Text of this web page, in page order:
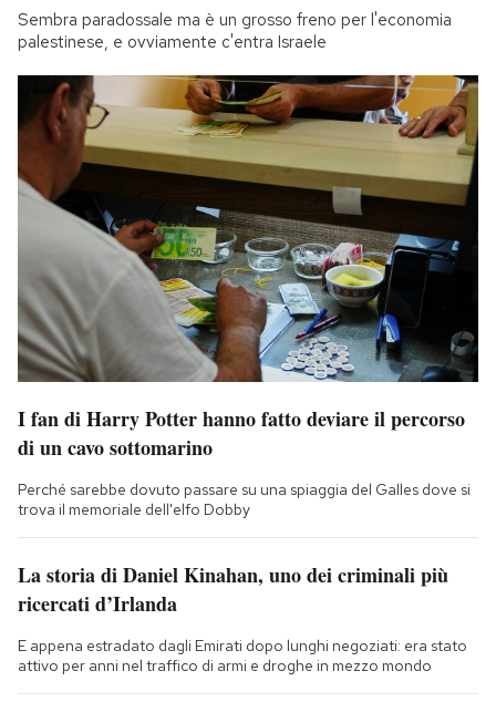
Sembra paradossale ma è un grosso freno per l'economia
palestinese, e ovviamente c'entra Israele
I fan di Harry Potter hanno fatto deviare il percorso
di un cavo sottomarino
Perché sarebbe dovuto passare su una spiaggia del Galles dove si
trova il memoriale dell'elfo Dobby
La storia di Daniel Kinahan, uno dei criminali più
ricercati d’Irlanda
E appena estradato dagli Emirati dopo lunghi negoziati: era stato
attivo per anni nel traffico di armi e droghe in mezzo mondo